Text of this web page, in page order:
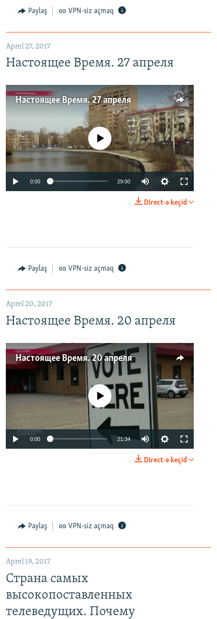
Paylaş VPN-siz açmaq
Aprel 27, 2017
Настоящее Время. 27 апреля
Настоящее Время. 27 апреля
No media source currently available
0:00 29:00
Direct-ə keçid
Paylaş VPN-siz açmaq
Aprel 20, 2017
Настоящее Время. 20 апреля
Настоящее Время. 20 апреля
No media source currently available
0:00 21:34
Direct-ə keçid
Paylaş VPN-siz açmaq
Aprel 19, 2017
Страна самых
высокопоставленных
телеведущих. Почему